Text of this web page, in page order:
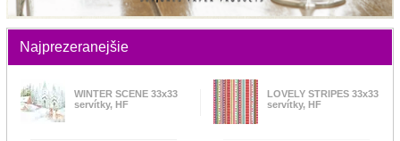
Najprezeranejšie
WINTER SCENE 33x33
servítky, HF
LOVELY STRIPES 33x33
servítky, HF